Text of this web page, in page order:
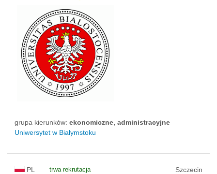
grupa kierunków: ekonomiczne, administracyjne
Uniwersytet w Białymstoku
PL trwa rekrutacja Szczecin